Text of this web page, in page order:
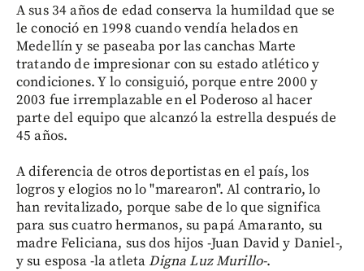
A sus 34 años de edad conserva la humildad que se
le conoció en 1998 cuando vendía helados en
Medellín y se paseaba por las canchas Marte
tratando de impresionar con su estado atlético y
condiciones. Y lo consiguió, porque entre 2000 y
2003 fue irremplazable en el Poderoso al hacer
parte del equipo que alcanzó la estrella después de
45 años.
A diferencia de otros deportistas en el país, los
logros y elogios no lo "marearon". Al contrario, lo
han revitalizado, porque sabe de lo que significa
para sus cuatro hermanos, su papá Amaranto, su
madre Feliciana, sus dos hijos -Juan David y Daniel-,
y su esposa -la atletaDigna Luz Murillo-.